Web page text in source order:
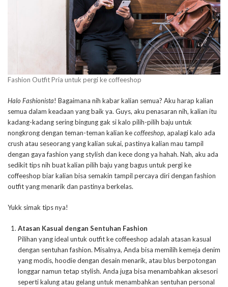
Fashion Outfit Pria untuk pergi ke coffeeshop
Halo Fashionista! Bagaimana nih kabar kalian semua? Aku harap kalian
semua dalam keadaan yang baik ya. Guys, aku penasaran nih, kalian itu
kadang-kadang sering bingung gak si kalo pilih-pilih baju untuk
nongkrong dengan teman-teman kalian kecoffeeshop, apalagi kalo ada
crush atau seseorang yang kalian sukai, pastinya kalian mau tampil
dengan gaya fashion yang stylish dan kece dong ya hahah. Nah, aku ada
sedikit tips nih buat kalian pilih baju yang bagus untuk pergi ke
coffeeshop biar kalian bisa semakin tampil percaya diri dengan fashion
outfit yang menarik dan pastinya berkelas.
Yukk simak tips nya!
Atasan Kasual dengan Sentuhan Fashion
Pilihan yang ideal untuk outfit ke coffeeshop adalah atasan kasual
dengan sentuhan fashion. Misalnya, Anda bisa memilih kemeja denim
yang modis, hoodie dengan desain menarik, atau blus berpotongan
longgar namun tetap stylish. Anda juga bisa menambahkan aksesori
seperti kalung atau gelang untuk menambahkan sentuhan personal